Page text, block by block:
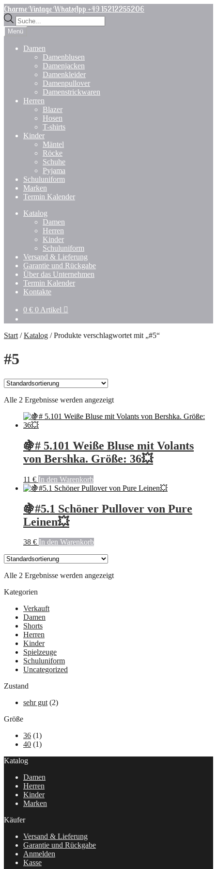
Zur
Navigation
springen
Zum
Inhalt
springen
Charme Vintage WhatsApp +49 15212255206
Products
search
Menü
Damen
Damenblusen
Damenjacken
Damenkleider
Damenpullover
Damenstrickwaren
Herren
Blazer
Hosen
T-shirts
Kinder
Mäntel
Röcke
Schuhe
Pyjama
Schuluniform
Marken
Termin Kalender
Katalog
Damen
Herren
Kinder
Schuluniform
Versand & Lieferung
Garantie und Rückgabe
Über das Unternehmen
Termin Kalender
Kontakte
0 € 0 Artikel
Start /Katalog /Produkte verschlagwortet mit „#5“
#5
Alle 2 Ergebnisse werden angezeigt
🍇# 5.101 Weiße Bluse mit Volants
von Bershka. Größe: 36💥
11 € In den Warenkorb
🍇#5.1 Schöner Pullover von Pure
Leinen💥
38 € In den Warenkorb
Alle 2 Ergebnisse werden angezeigt
Kategorien
Verkauft
Damen
Shorts
Herren
Kinder
Spielzeuge
Schuluniform
Uncategorized
Zustand
sehr gut (2)
Größe
36 (1)
40 (1)
Katalog
Damen
Herren
Kinder
Marken
Käufer
Versand & Lieferung
Garantie und Rückgabe
Anmelden
Kasse